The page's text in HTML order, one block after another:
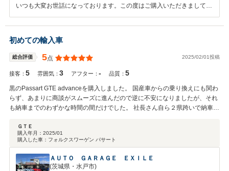
いつも大変お世話になっております。この度はご購入いただきまして誠
願いいたします。
初めての輸入車
総合評価 5点 2025/02/01投稿
接客：5 雰囲気：3 アフター：- 品質：5
黒のPassart GTE advanceを購入しました。 国産車からの乗り換えにも関わ
らず、あまりに商談がスムーズに進んだので逆に不安になりましたが、それ
も納車までのわずかな時間の間だけでした。 社長さん自ら２県跨いで納車に
よりも輝いていました。 実際近所の方々にも必ず「新車買ったんだね」と言
われます。 そのくらい綺麗に整備してくださったこともそうですし、 ディ
ーラーでは決してやってくれないような付け替え作業も実施してくださった
ことに感謝しています。 それらの技術力も素晴らしいと思いますし、 顧客
がどう感じるかを想像した上で自発的に且つきめ細かに作業されていたこと
ＧＴＥ
購入年月： 2025/01
購入した車： フォルクスワーゲン パサート
ＡＵＴＯ ＧＡＲＡＧＥ ＥＸＩＬＥ
(茨城県・水戸市)